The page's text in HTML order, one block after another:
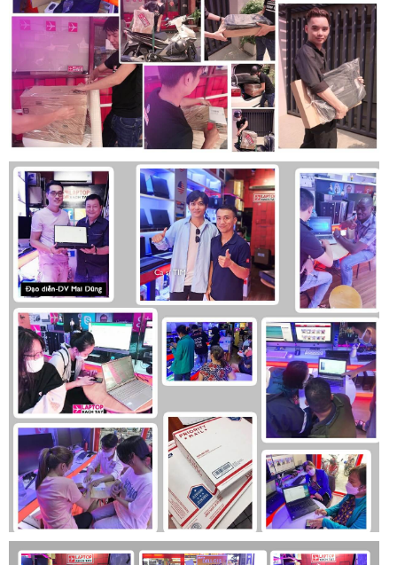
Cổng kết nối
Dell Latitude 5340 2 in 1 được trang bị đầy đủ các cổng kết
nối cần thiết, đáp ứng tốt nhu cầu sử dụng hàng ngày của
người dùng. Máy bao gồm các cổng USB-A, USB-C, HDMI,
khe cắm thẻ nhớ SD và jack cắm tai nghe 3.5mm. Sự đa
dạng này cho phép người dùng dễ dàng kết nối với các thiết
bị ngoại vi như màn hình rời, máy chiếu, ổ cứng di động hay
tai nghe mà không cần phải sử dụng các bộ chuyển đổi
phức tạp.
USB-C trên Dell Latitude 5340 không chỉ hỗ trợ truyền dữ
liệu nhanh chóng mà còn có khả năng sạc pin, giúp tối ưu
hóa thời gian sử dụng của máy. Khe cắm thẻ nhớ SD là một
tiện ích đáng giá, đặc biệt đối với những người dùng thường
xuyên phải làm việc với ảnh chụp hoặc video.
Thời lượng pin
Một trong những yếu tố quan trọng đối với một chiếc laptop
chính là thời lượng pin. Dell Latitude 5340 2 in 1 được trang
bị pin dung lượng lớn, kết hợp với công nghệ quản lý năng
lượng tiên tiến của Dell, mang lại thời lượng sử dụng ấn
tượng. Theo các bài kiểm tra thực tế, máy có thể hoạt động
liên tục từ 8 đến 10 giờ chỉ với một lần sạc, đủ để đáp ứng
nhu cầu làm việc và giải trí trong suốt cả ngày dài mà không
cần phải lo lắng về việc sạc pin.
Khả năng sạc nhanh cũng là một điểm cộng của sản phẩm